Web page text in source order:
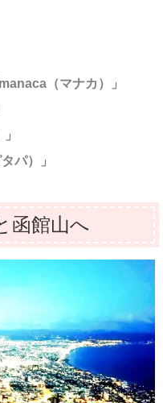
（マナカ）」
パ）」
函館山へ